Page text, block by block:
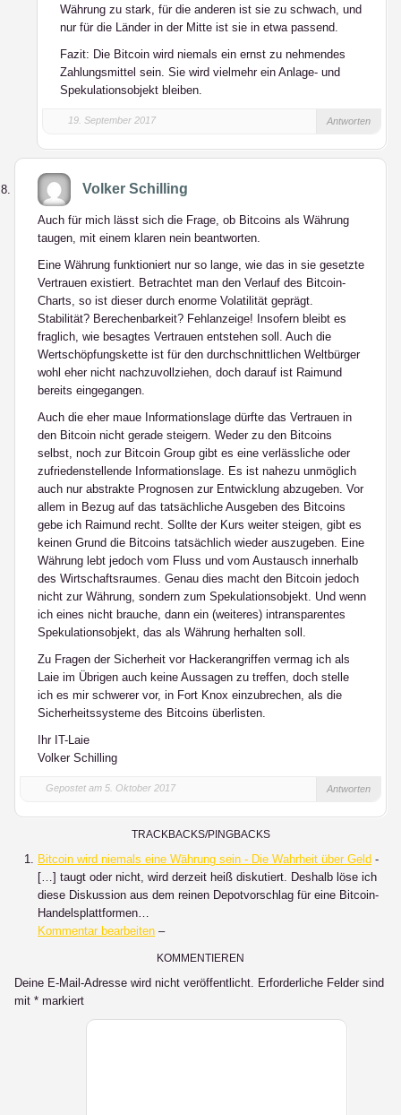
Währung zu stark, für die anderen ist sie zu schwach, und
nur für die Länder in der Mitte ist sie in etwa passend.
Fazit: Die Bitcoin wird niemals ein ernst zu nehmendes
Zahlungsmittel sein. Sie wird vielmehr ein Anlage- und
Spekulationsobjekt bleiben.
19. September 2017 Antworten
Volker Schilling
Auch für mich lässt sich die Frage, ob Bitcoins als Währung
taugen, mit einem klaren nein beantworten.
Eine Währung funktioniert nur so lange, wie das in sie gesetzte
Vertrauen existiert. Betrachtet man den Verlauf des Bitcoin-
Charts, so ist dieser durch enorme Volatilität geprägt.
Stabilität? Berechenbarkeit? Fehlanzeige! Insofern bleibt es
fraglich, wie besagtes Vertrauen entstehen soll. Auch die
Wertschöpfungskette ist für den durchschnittlichen Weltbürger
wohl eher nicht nachzuvollziehen, doch darauf ist Raimund
bereits eingegangen.
Auch die eher maue Informationslage dürfte das Vertrauen in
den Bitcoin nicht gerade steigern. Weder zu den Bitcoins
selbst, noch zur Bitcoin Group gibt es eine verlässliche oder
zufriedenstellende Informationslage. Es ist nahezu unmöglich
auch nur abstrakte Prognosen zur Entwicklung abzugeben. Vor
allem in Bezug auf das tatsächliche Ausgeben des Bitcoins
gebe ich Raimund recht. Sollte der Kurs weiter steigen, gibt es
keinen Grund die Bitcoins tatsächlich wieder auszugeben. Eine
Währung lebt jedoch vom Fluss und vom Austausch innerhalb
des Wirtschaftsraumes. Genau dies macht den Bitcoin jedoch
nicht zur Währung, sondern zum Spekulationsobjekt. Und wenn
ich eines nicht brauche, dann ein (weiteres) intransparentes
Spekulationsobjekt, das als Währung herhalten soll.
Zu Fragen der Sicherheit vor Hackerangriffen vermag ich als
Laie im Übrigen auch keine Aussagen zu treffen, doch stelle
ich es mir schwerer vor, in Fort Knox einzubrechen, als die
Sicherheitssysteme des Bitcoins überlisten.
Ihr IT-Laie
Volker Schilling
Gepostet am 5. Oktober 2017 Antworten
TRACKBACKS/PINGBACKS
Bitcoin wird niemals eine Währung sein - Die Wahrheit über Geld -
[…] taugt oder nicht, wird derzeit heiß diskutiert. Deshalb löse ich
diese Diskussion aus dem reinen Depotvorschlag für eine Bitcoin-
Handelsplattformen…
Kommentar bearbeiten –
KOMMENTIEREN
Deine E-Mail-Adresse wird nicht veröffentlicht. Erforderliche Felder sind
mit * markiert